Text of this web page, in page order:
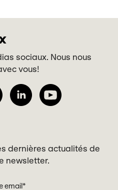
sociaux. Nous nous
vous!
dernières actualités de
newsletter.
email*